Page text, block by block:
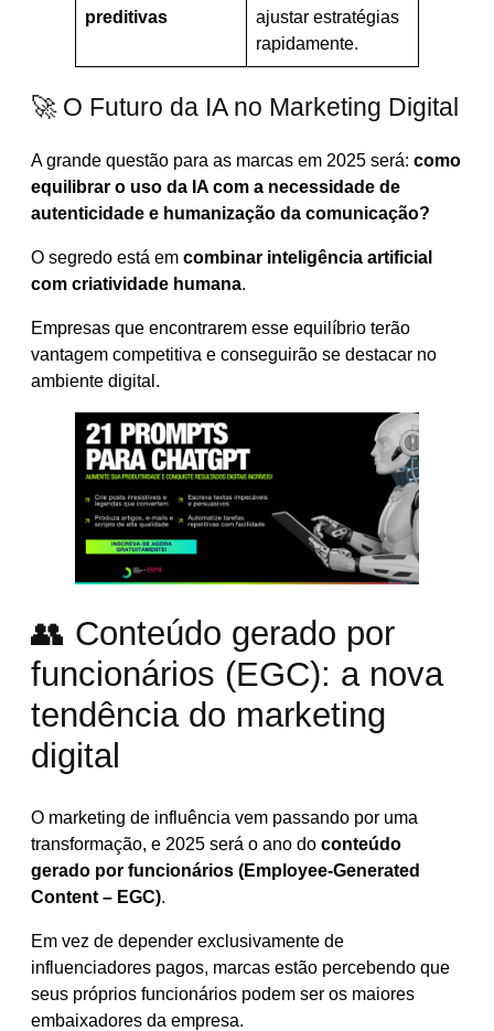
preditivas
ajustar estratégias
rapidamente.
🚀 O Futuro da IA no Marketing Digital
A grande questão para as marcas em 2025 será: como
equilibrar o uso da IA com a necessidade de
autenticidade e humanização da comunicação?
O segredo está em combinar inteligência artificial
com criatividade humana.
Empresas que encontrarem esse equilíbrio terão
vantagem competitiva e conseguirão se destacar no
ambiente digital.
👥 Conteúdo gerado por
funcionários (EGC): a nova
tendência do marketing
digital
O marketing de influência vem passando por uma
transformação, e 2025 será o ano do conteúdo
gerado por funcionários (Employee-Generated
Content – EGC).
Em vez de depender exclusivamente de
influenciadores pagos, marcas estão percebendo que
seus próprios funcionários podem ser os maiores
embaixadores da empresa.